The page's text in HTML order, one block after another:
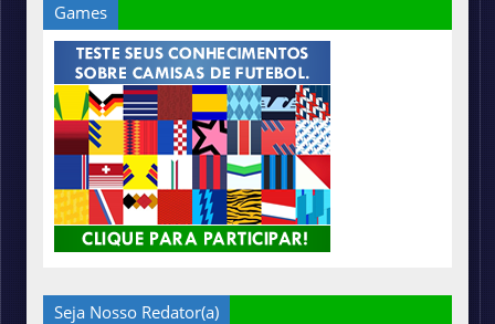
Games
Seja Nosso Redator(a)